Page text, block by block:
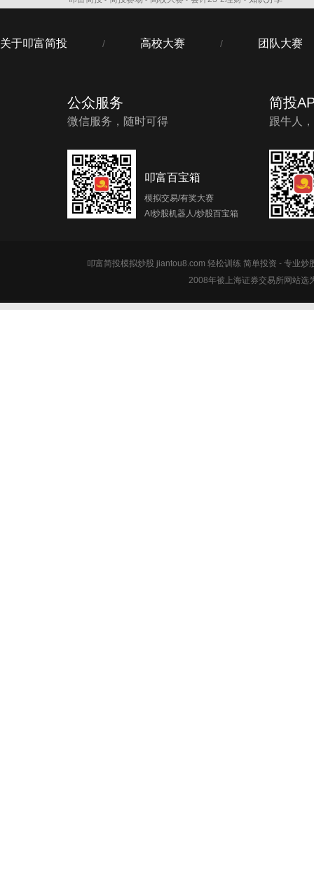
关于叩富简投 / 高校大赛 / 团队大赛
公众服务
微信服务，随时可得
叩富百宝箱
模拟交易/有奖大赛
AI炒股机器人/炒股百宝箱
简投
跟牛人
叩富简投模拟炒股 jiantou8.com 轻松训练 简单投资 - 专业炒
2008年被上海证券交易所网站选